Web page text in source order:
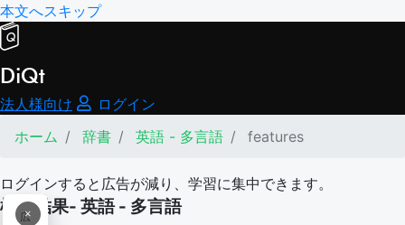
本文へスキップ
DiQt
法人様向け
ログイン
ホーム
辞書 英語 - 多言語 features
ログインすると広告が減り、学習に集中できます。
×
広
検索結果- 英語 - 多言語